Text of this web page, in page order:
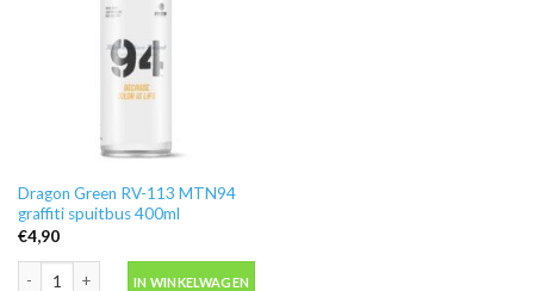
Dragon Green RV-113 MTN94
graffiti spuitbus 400ml
€4,90
IN WINKELWAGEN